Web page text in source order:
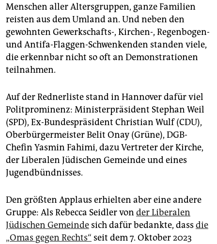
Menschen aller Altersgruppen, ganze Familien
reisten aus dem Umland an. Und neben den
gewohnten Gewerkschafts-, Kirchen-, Regenbogen-
und Antifa-Flaggen-Schwenkenden standen viele,
die erkennbar nicht so oft an Demonstrationen
teilnahmen.
Auf der Rednerliste stand in Hannover dafür viel
Politprominenz: Ministerpräsident Stephan Weil
(SPD), Ex-Bundespräsident Christian Wulf (CDU),
Oberbürgermeister Belit Onay (Grüne), DGB-
Chefin Yasmin Fahimi, dazu Vertreter der Kirche,
der Liberalen Jüdischen Gemeinde und eines
Jugendbündnisses.
Den größten Applaus erhielten aber eine andere
Gruppe: Als Rebecca Seidler von der Liberalen
Jüdischen Gemeinde sich dafür bedankte, dass die
„Omas gegen Rechts“ seit dem 7. Oktober 2023